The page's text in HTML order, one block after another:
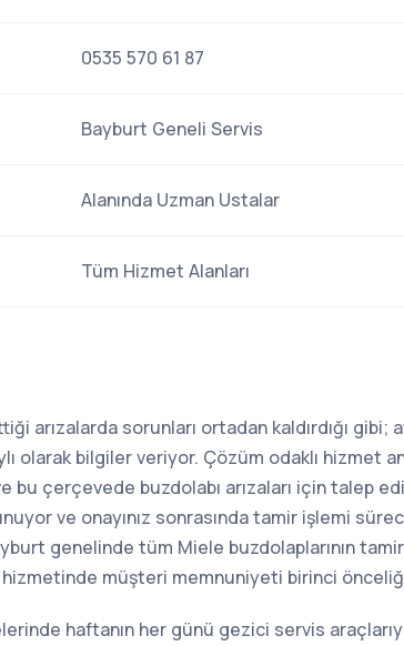
0535 570 61 87
Bayburt Geneli Servis
Alanında Uzman Ustalar
Tüm Hizmet Alanları
arızalarda sorunları ortadan kaldırdığı gibi;
olarak bilgiler veriyor. Çözüm odaklı hizmet
bu çerçevede buzdolabı arızaları için talep
ve onayınız sonrasında tamir işlemi
genelinde tüm Miele buzdolaplarının
hizmetinde müşteri memnuniyeti birinci
haftanın her günü gezici servis